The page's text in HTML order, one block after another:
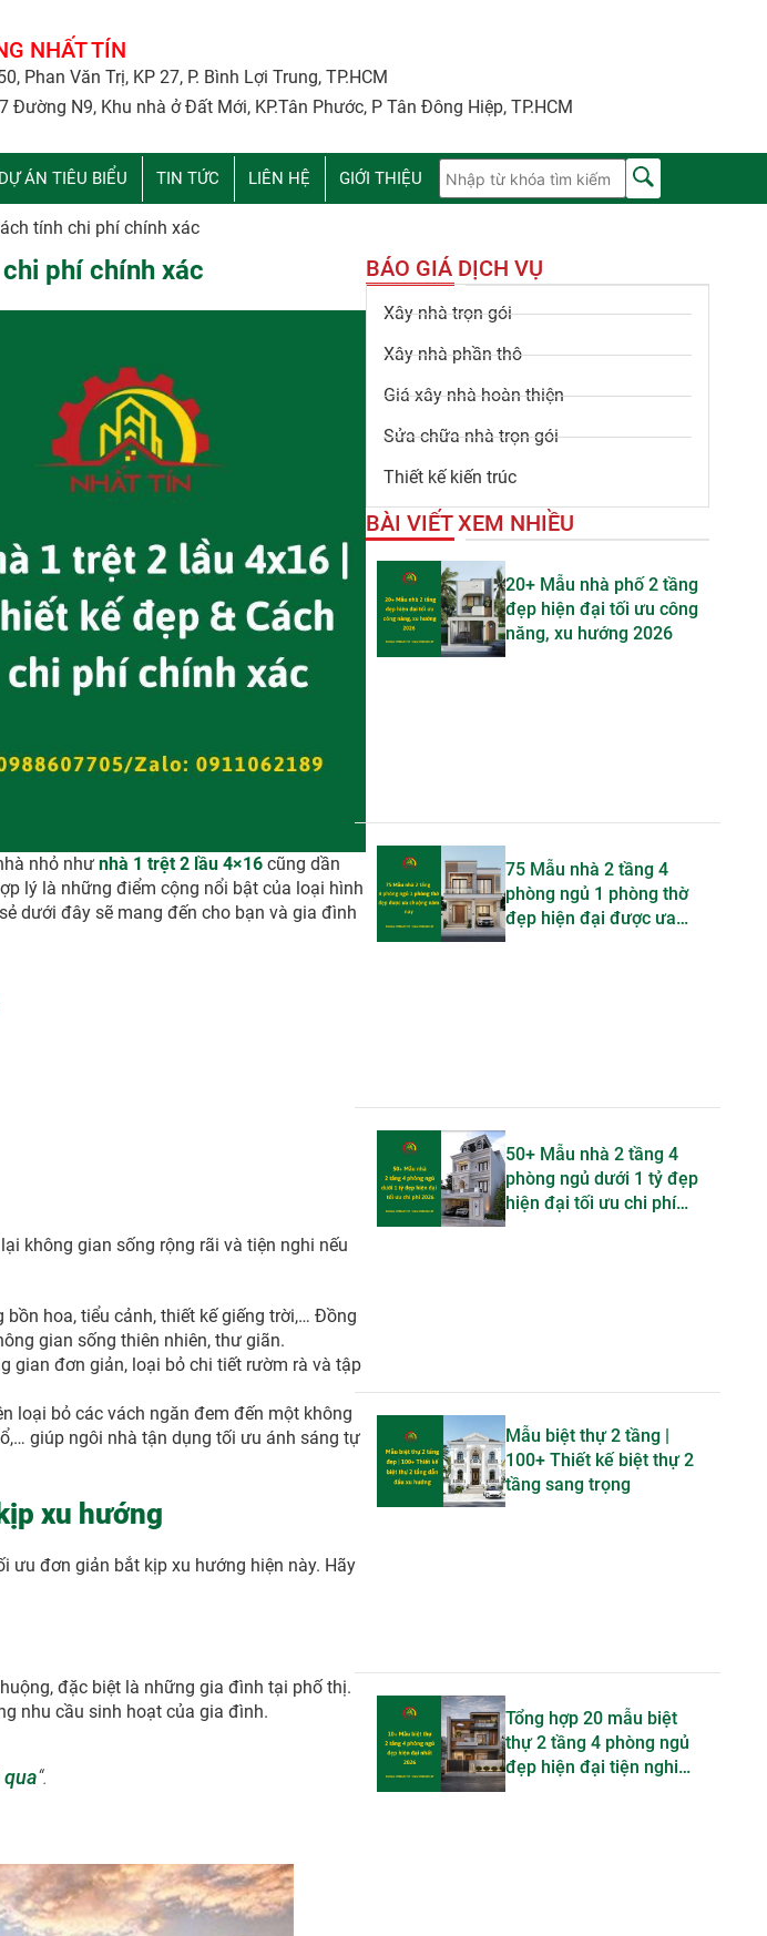
NHẤT TÍN
Phan Văn Trị, KP 27, P. Bình Lợi Trung, TP.HCM
Đường N9, Khu nhà ở Đất Mới, KP.Tân Phước, P Tân Đông Hiệp, TP.HCM
DỰ ÁN TIÊU BIỂU TIN TỨC LIÊN HỆ GIỚI THIỆU
tính chi phí chính xác
phí chính xác
nhỏ như nhà 1 trệt 2 lầu 4×16 cũng dần
lý là những điểm cộng nổi bật của loại hình
dưới đây sẽ mang đến cho bạn và gia đình
không gian sống rộng rãi và tiện nghi nếu
hoa, tiểu cảnh, thiết kế giếng trời,… Đồng
gian sống thiên nhiên, thư giãn.
gian đơn giản, loại bỏ chi tiết rườm rà và tập
loại bỏ các vách ngăn đem đến một không
giúp ngôi nhà tận dụng tối ưu ánh sáng tự
xu hướng
ưu đơn giản bắt kịp xu hướng hiện này. Hãy
đặc biệt là những gia đình tại phố thị.
nhu cầu sinh hoạt của gia đình.
qua“.
BÁO GIÁ DỊCH VỤ
Xây nhà trọn gói
Xây nhà phần thô
Giá xây nhà hoàn thiện
Sửa chữa nhà trọn gói
Thiết kế kiến trúc
BÀI VIẾT XEM NHIỀU
20+ Mẫu nhà phố 2 tầng
đẹp hiện đại tối ưu công
năng, xu hướng 2026
75 Mẫu nhà 2 tầng 4
phòng ngủ 1 phòng thờ
đẹp hiện đại được ưa
50+ Mẫu nhà 2 tầng 4
phòng ngủ dưới 1 tỷ đẹp
hiện đại tối ưu chi phí
Mẫu biệt thự 2 tầng |
100+ Thiết kế biệt thự 2
tầng sang trọng
Tổng hợp 20 mẫu biệt
thự 2 tầng 4 phòng ngủ
đẹp hiện đại tiện nghi